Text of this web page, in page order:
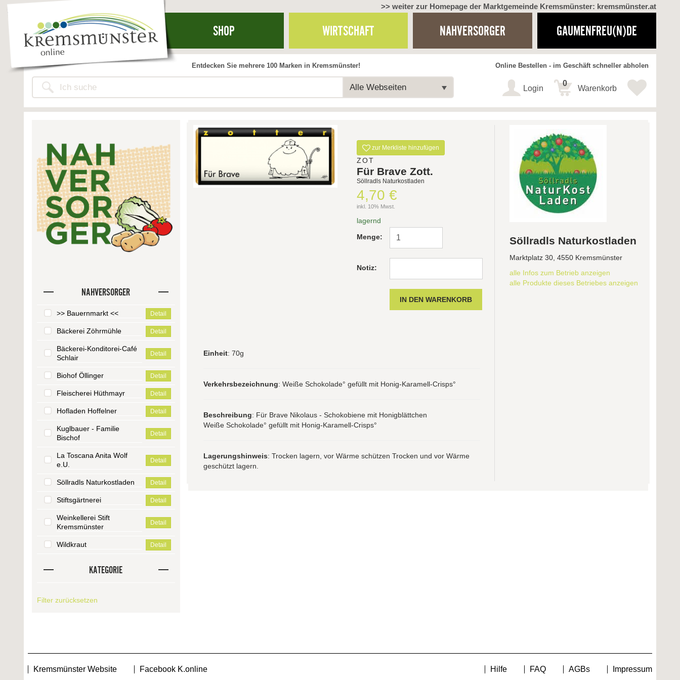
>> weiter zur Homepage der Marktgemeinde Kremsmünster: kremsmünster.at
SHOP WIRTSCHAFT NAHVERSORGER GAUMENFREU(N)DE
Alle Webseiten
Entdecken Sie mehrere 100 Marken in Kremsmünster! Online Bestellen - im Geschäft schneller abholen
Login Warenkorb
0
NAHVERSORGER
>> Bauernmarkt << Detail
Bäckerei Zöhrmühle Detail
Bäckerei-Konditorei-Café
Schlair
Detail
Biohof Öllinger Detail
Fleischerei Hüthmayr Detail
Hofladen Hoffelner Detail
Kuglbauer - Familie
Bischof
Detail
La Toscana Anita Wolf
e.U.
Detail
Söllradls Naturkostladen Detail
Stiftsgärtnerei Detail
Weinkellerei Stift
Kremsmünster
Detail
Wildkraut Detail
KATEGORIE
Filter zurücksetzen
zur Merkliste hinzufügen
ZOT
Für Brave Zott.
Söllradls Naturkostladen
4,70 €
inkl. 10% Mwst.
lagernd
Menge:
Notiz:
Einheit: 70g
Verkehrsbezeichnung: Weiße Schokolade° gefüllt mit Honig-Karamell-Crisps°
Beschreibung: Für Brave Nikolaus - Schokobiene mit Honigblättchen
Weiße Schokolade° gefüllt mit Honig-Karamell-Crisps°
Lagerungshinweis: Trocken lagern, vor Wärme schützen Trocken und vor Wärme
geschützt lagern.
Söllradls Naturkostladen
Marktplatz 30, 4550 Kremsmünster
alle Infos zum Betrieb anzeigen
alle Produkte dieses Betriebes anzeigen
Kremsmünster Website Facebook K.online Hilfe FAQ AGBs Impressum